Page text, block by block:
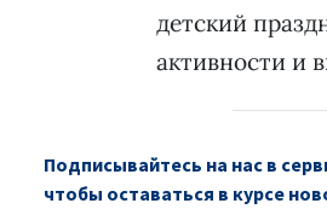
детский
активности и
Подписывайтесь на нас в
чтобы оставаться в курсе